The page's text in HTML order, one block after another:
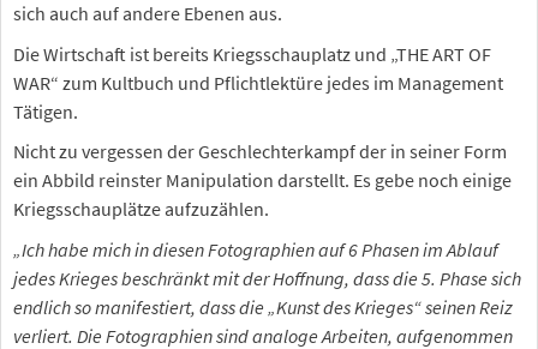
sich auch auf andere Ebenen aus.
Die Wirtschaft ist bereits Kriegsschauplatz und „THE ART OF
WAR“ zum Kultbuch und Pflichtlektüre jedes im Management
Tätigen.
Nicht zu vergessen der Geschlechterkampf der in seiner Form
ein Abbild reinster Manipulation darstellt. Es gebe noch einige
Kriegsschauplätze aufzuzählen.
„Ich habe mich in diesen Fotographien auf 6 Phasen im Ablauf
jedes Krieges beschränkt mit der Hoffnung, dass die 5. Phase sich
endlich so manifestiert, dass die „Kunst des Krieges“ seinen Reiz
verliert. Die Fotographien sind analoge Arbeiten, aufgenommen